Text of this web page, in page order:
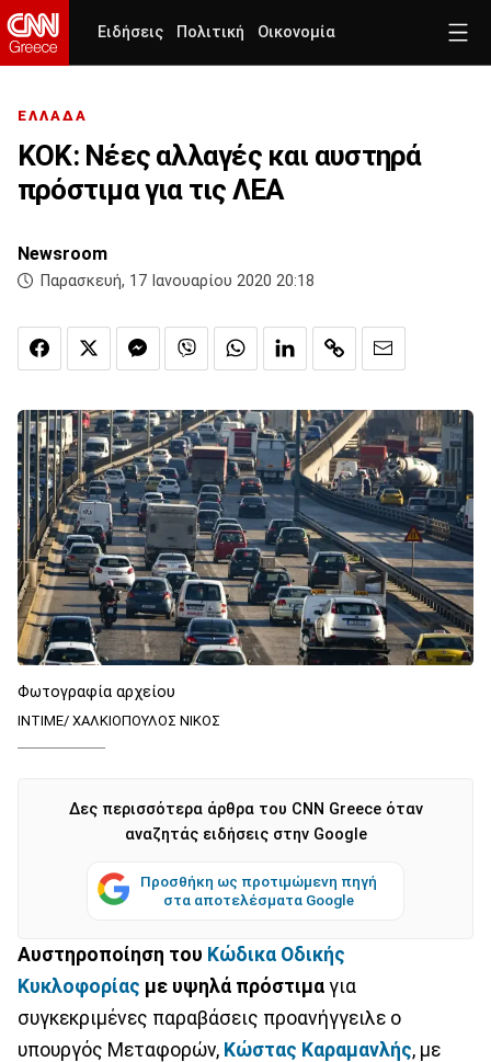
Ειδήσεις Πολιτική Οικονομία
ΕΛΛΑΔΑ
ΚΟΚ: Νέες αλλαγές και αυστηρά
πρόστιμα για τις ΛΕΑ
Newsroom
Παρασκευή, 17 Ιανουαρίου 2020 20:18
Φωτογραφία αρχείου
ΙΝΤΙΜΕ/ ΧΑΛΚΙΟΠΟΥΛΟΣ ΝΙΚΟΣ
Δες περισσότερα άρθρα του CNN Greece όταν
αναζητάς ειδήσεις στην Google
Προσθήκη ως προτιμώμενη πηγή
στα αποτελέσματα Google
Αυστηροποίηση του Κώδικα Οδικής
Κυκλοφορίας με υψηλά πρόστιμα για
συγκεκριμένες παραβάσεις προανήγγειλε ο
υπουργός Μεταφορών, Κώστας Καραμανλής, με